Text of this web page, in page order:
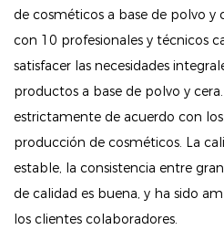
versatilidad.
no solo sombras de ojos,
para ese brillo radiante, un
complementar el maquillaje
para realzar las pestañas, lo
experiencia de maquillaje
de cosméticos a base de polvo y
con 10 profesionales y técnicos
satisfacer las necesidades
productos a base de polvo y
estrictamente de acuerdo con
producción de cosméticos. La
estable, la consistencia entre
de calidad es buena, y ha sido
los clientes colaboradores.